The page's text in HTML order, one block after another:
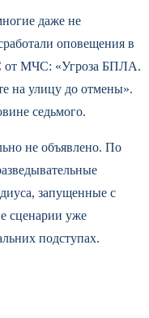
даже не
оповещения в
от МЧС: «Угроза БПЛА.
на улицу до отмены».
седьмого.
не объявлено. По
запущенные с
сценарии уже
подступах.